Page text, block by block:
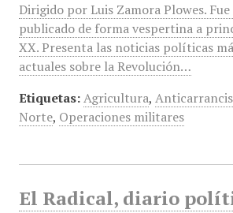
Dirigido por Luis Zamora Plowes.
publicado de forma vespertina a
XX. Presenta las noticias políticas
actuales sobre la Revolución…
Etiquetas: Agricultura,
Norte, Operaciones militares
El Radical, diario